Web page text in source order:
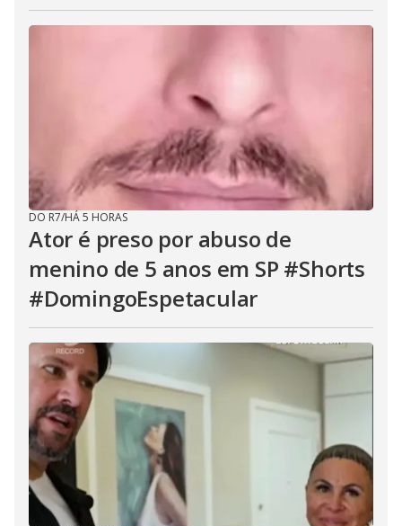
DO R7/HÁ 5 HORAS
Ator é preso por abuso de
menino de 5 anos em SP #Shorts
#DomingoEspetacular